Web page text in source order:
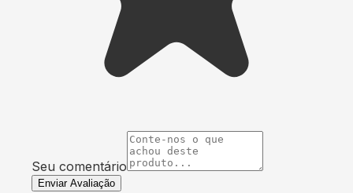
Seu comentário
Enviar Avaliação